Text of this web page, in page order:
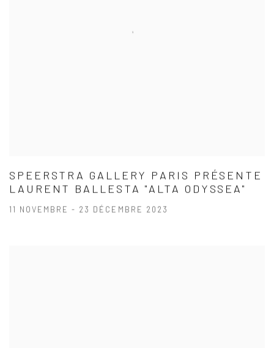
SPEERSTRA GALLERY PARIS PRÉSENTE
LAURENT BALLESTA "ALTA ODYSSEA"
11 NOVEMBRE - 23 DÉCEMBRE 2023